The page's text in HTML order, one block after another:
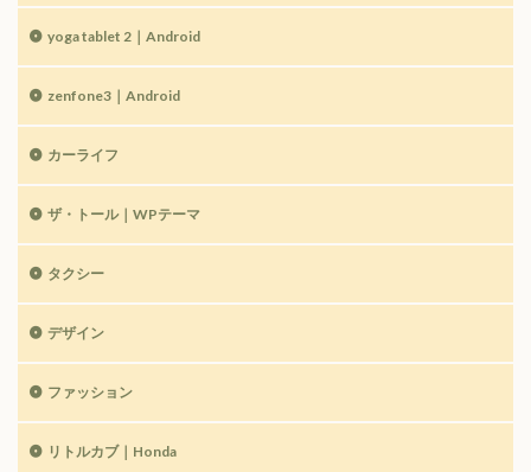
yoga tablet 2｜Android
zenfone3｜Android
カーライフ
ザ・トール｜WPテーマ
タクシー
デザイン
ファッション
リトルカブ｜Honda